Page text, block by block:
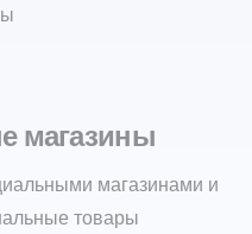
магазины
магазинами и
товары